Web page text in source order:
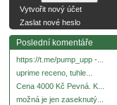
Vytvořit nový účet
Zaslat nové heslo
Poslední komentáře
https://t.me/pump_upp -...
uprime receno, tuhle...
Cena 4000 Kč Pevná. K...
možná je jen zaseknutý...